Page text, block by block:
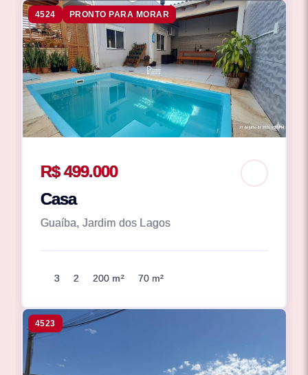
4524 PRONTO PARA MORAR
R$ 499.000
Casa
Guaíba, Jardim dos Lagos
3 2 200 m² 70 m²
4523